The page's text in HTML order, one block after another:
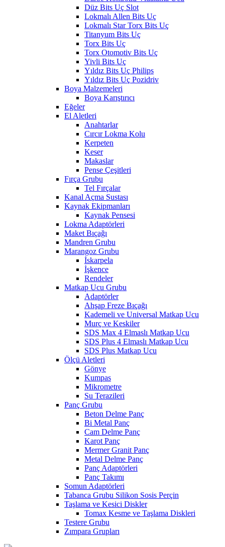
Düz Bits Uç Slot
Lokmalı Allen Bits Uç
Lokmalı Star Torx Bits Uç
Titanyum Bits Uç
Torx Bits Uç
Torx Otomotiv Bits Uç
Yivli Bits Uç
Yıldız Bits Uç Philips
Yıldız Bits Uç Pozidriv
Boya Malzemeleri
Boya Karıştırıcı
Eğeler
El Aletleri
Anahtarlar
Cırcır Lokma Kolu
Kerpeten
Keser
Makaslar
Pense Çeşitleri
Fırça Grubu
Tel Fırçalar
Kanal Açma Sustası
Kaynak Ekipmanları
Kaynak Pensesi
Lokma Adaptörleri
Maket Bıçağı
Mandren Grubu
Marangoz Grubu
İskarpela
İşkence
Rendeler
Matkap Ucu Grubu
Adaptörler
Ahşap Freze Bıçağı
Kademeli ve Universal Matkap Ucu
Murç ve Keskiler
SDS Max 4 Elmaslı Matkap Ucu
SDS Plus 4 Elmaslı Matkap Ucu
SDS Plus Matkap Ucu
Ölçü Aletleri
Gönye
Kumpas
Mikrometre
Su Terazileri
Panç Grubu
Beton Delme Panç
Bi Metal Panç
Cam Delme Panç
Karot Panç
Mermer Granit Panç
Metal Delme Panç
Panç Adaptörleri
Panç Takımı
Somun Adaptörleri
Tabanca Grubu Silikon Sosis Perçin
Taşlama ve Kesici Diskler
Tomax Kesme ve Taşlama Diskleri
Testere Grubu
Zımpara Grupları